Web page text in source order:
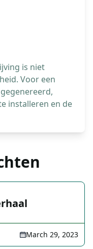
is niet
Voor een
installeren en de
March 29, 2023